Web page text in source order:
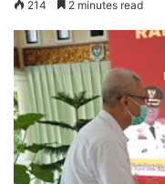
214 2 minutes read